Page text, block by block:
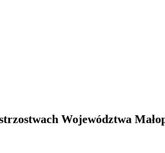
Województwa